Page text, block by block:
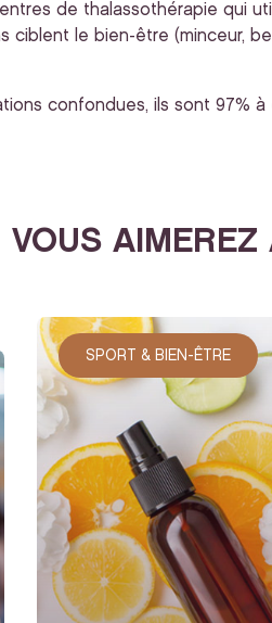
de thalassothérapie qui
ciblent le bien-être (minceur,
confondues, ils sont 97%
VOUS
SPORT & BIEN-ÊTRE